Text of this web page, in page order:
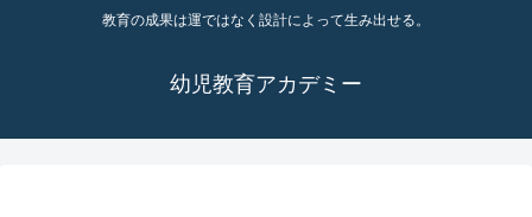
教育の成果は運ではなく設計によって生み出せる。
幼児教育アカデミー